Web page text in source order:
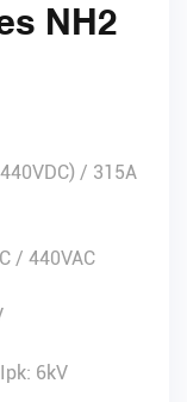
NH2
/ 315A
/ 440VAC
6kV